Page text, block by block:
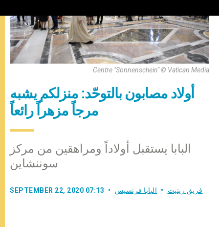
Centre "Sonnenschein" © Vatican Media
أولاد مصابون بالتوحّد: منزلكم يشبه
مرجاً مزهراً رائعاً
البابا يستقبل أولاداً ومراهقين من مركز
سوننشاين
SEPTEMBER 22, 2020 07:13 فريق زينيت البابا فرنسيس